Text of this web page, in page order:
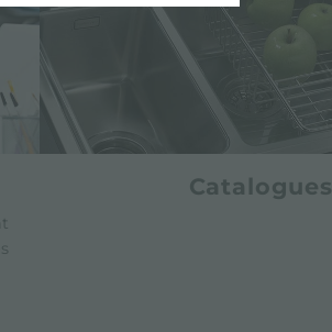
Catalogues